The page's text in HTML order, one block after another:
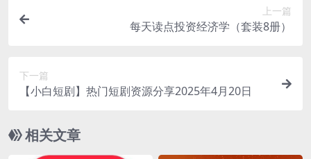
上一篇
每天读点投资经济学（套装8册）
下一篇
【小白短剧】热门短剧资源分享2025年4月20日
相关文章